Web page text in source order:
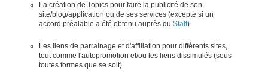
La création de Topics pour faire la publicité de son
site/blog/application ou de ses services (excepté si un
accord préalable a été obtenu auprès du Staff).
Les liens de parrainage et d'affiliation pour différents sites,
tout comme l'autopromotion et/ou les liens dissimulés (sous
toutes formes que se soit).